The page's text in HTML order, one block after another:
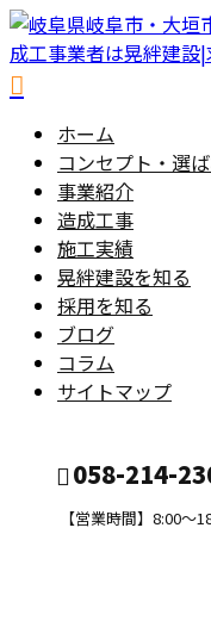
ホーム
コンセプト・選
事業紹介
造成工事
施工実績
晃絆建設を知る
採用を知る
ブログ
コラム
サイトマップ
058-214-
【営業時間】8:00～